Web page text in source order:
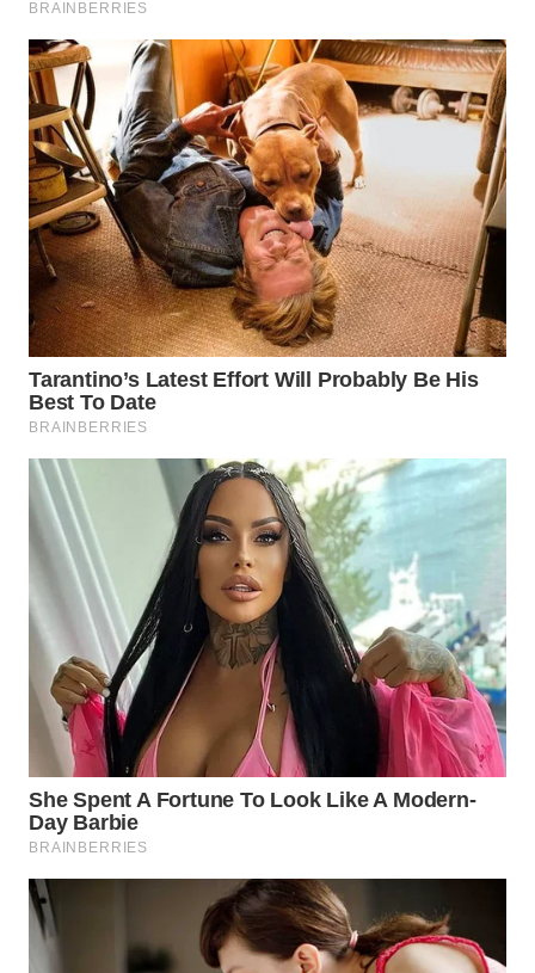
WN
KALSEL
WN
KALTIM
WN
SULSEL
WN
GORONTALO
SULUT
WN
MALUKU
WN
MALUT
DAIRI
WN
DANAU
TOBA
WN
NIAS